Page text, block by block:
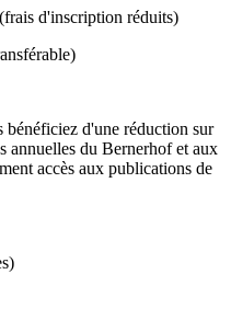
d'inscription réduits)
d'une réduction sur
annuelles du Bernerhof et aux
accès aux publications de